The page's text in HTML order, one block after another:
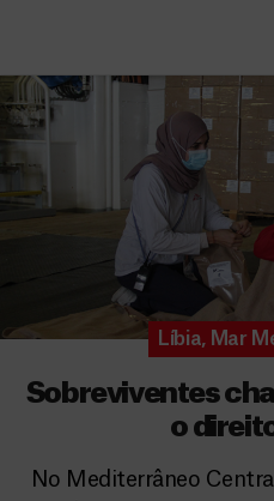
a
Líbia, Mar
Sobreviventes
o
No Mediterrâneo